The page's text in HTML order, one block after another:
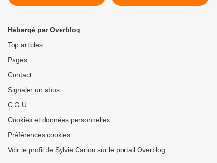
SEPTEMBRE 2019
#voyance #evenement
Hébergé par Overblog
Top articles
Pages
Contact
Signaler un abus
C.G.U.
Cookies et données personnelles
Préférences cookies
Voir le profil de Sylvie Cariou sur le portail Overblog